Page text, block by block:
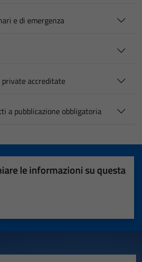
e di emergenza
accreditate
a pubblicazione obbligatoria
le informazioni su questa
5 stelle su 5
stelle su 5
su 5
5